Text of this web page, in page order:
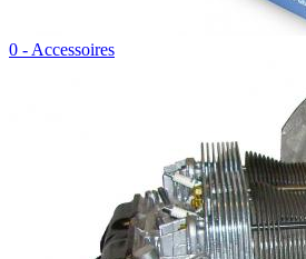
0 - Accessoires